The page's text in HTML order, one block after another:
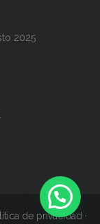
2025
de privacidad ·